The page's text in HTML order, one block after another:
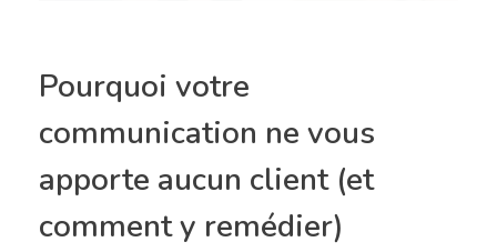
Pourquoi votre
communication ne vous
apporte aucun client (et
comment y remédier)